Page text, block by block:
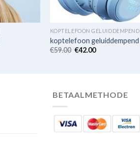
KOPTELEFOON GELUIDDEMPEND
koptelefoon geluiddempend
€59.00 €42.00
BETAALMETHODE